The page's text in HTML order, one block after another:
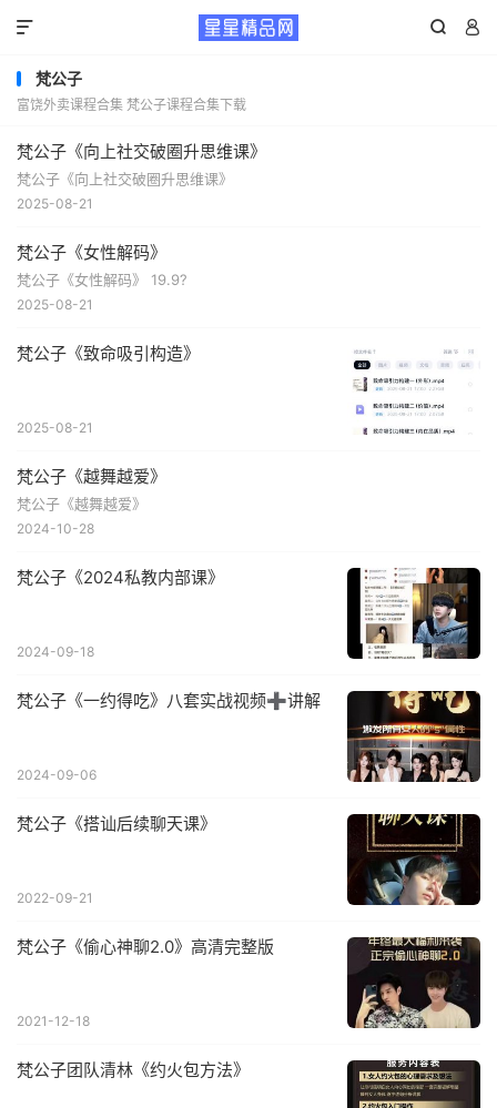
 

梵公子
富饶外卖课程合集 梵公子课程合集下载
梵公子《向上社交破圈升思维课》
梵公子《向上社交破圈升思维课》
2025-08-21
梵公子《女性解码》
梵公子《女性解码》 19.9?
2025-08-21
梵公子《致命吸引构造》
2025-08-21
梵公子《越舞越爱》
梵公子《越舞越爱》
2024-10-28
梵公子《2024私教内部课》
2024-09-18
梵公子《一约得吃》八套实战视频➕讲解
2024-09-06
梵公子《搭讪后续聊天课》
2022-09-21
梵公子《偷心神聊2.0》高清完整版
2021-12-18
梵公子团队清林《约火包方法》